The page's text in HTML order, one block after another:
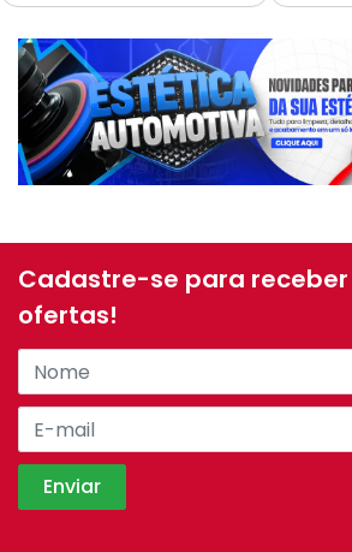
Cadastre-se para receber
ofertas!